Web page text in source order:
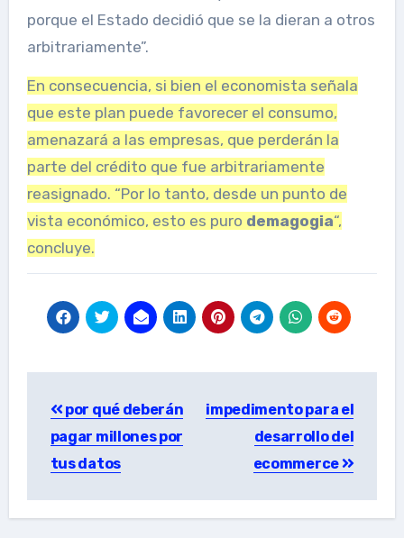
porque el Estado decidió que se la dieran a otros
arbitrariamente”.
En consecuencia, si bien el economista señala
que este plan puede favorecer el consumo,
amenazará a las empresas, que perderán la
parte del crédito que fue arbitrariamente
reasignado. “Por lo tanto, desde un punto de
vista económico, esto es puro demagogia“,
concluye.
navigation
por qué deberán
pagar millones por
tus datos
impedimento para el
desarrollo del
ecommerce